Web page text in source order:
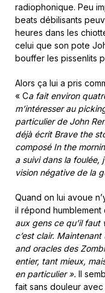
radiophonique. Peu
beats débilisants
heures dans les
celui que son pote
bouffer les pissenlits
Alors ça lui a pris
« Ca fait environ
m’intéresser au
particulier de John
déjà écrit Brave the
composé In the
a suivi dans la foulée,
vision négative de la
Quand on lui avoue
il répond humblement
aux gens ce qu’il faut
c’est clair.
and oracles des
entier, tant mieux,
en particulier ». Il
fait sans douleur